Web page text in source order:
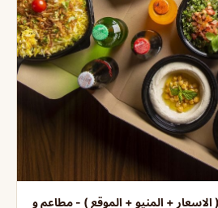
+ المنيو + الموقع ) - مطاعم و